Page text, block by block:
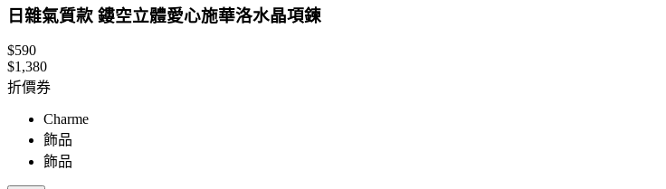
日雜氣質款 鏤空立體愛心施華洛水晶項鍊
$590
$1,380
折價券
Charme
飾品
飾品